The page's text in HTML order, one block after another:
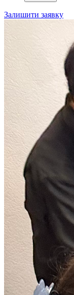
Залишити заявку